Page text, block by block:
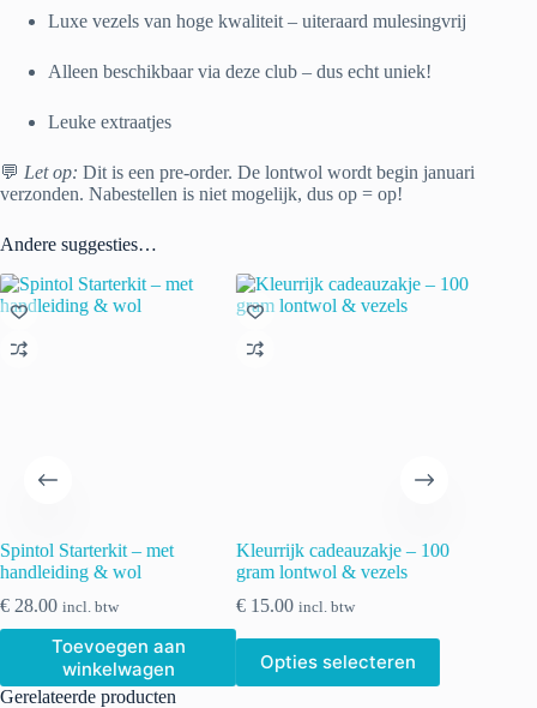
Luxe vezels van hoge kwaliteit – uiteraard mulesingvrij
Alleen beschikbaar via deze club – dus echt uniek!
Leuke extraatjes
💬 Let op: Dit is een pre-order. De lontwol wordt begin januari
verzonden. Nabestellen is niet mogelijk, dus op = op!
Andere suggesties…
Spintol Starterkit – met
handleiding & wol
€ 28.00 incl. btw
Toevoegen aan
winkelwagen
Kleurrijk cadeauzakje – 100
gram lontwol & vezels
€ 15.00 incl. btw
Opties selecteren
Dit
product
heeft
Gerelateerde producten